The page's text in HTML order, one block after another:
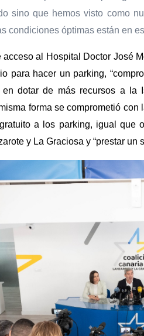
sino que hemos visto como
condiciones óptimas están en
al Hospital Doctor José
para hacer un parking,
dotar de más recursos a
forma se comprometió
a los parking, igual
y La Graciosa y “prestar un